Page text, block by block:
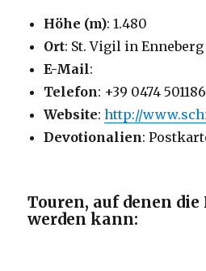
Höhe (m): 1.480
Ort: St. Vigil in Enneberg
E-Mail:
Telefon: +39 0474 501186
Website:http://
Devotionalien:
Touren, auf denen
werden kann: